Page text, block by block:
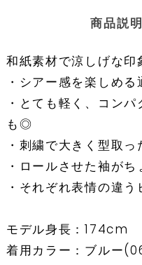
商品説
和紙素材で涼しげな
・シアー感を楽しめ
・とても軽く、コン
も◎
・刺繍で大きく型取
・ロールさせた袖が
・それぞれ表情の違
モデル身長：174cm
着用カラー：ブルー